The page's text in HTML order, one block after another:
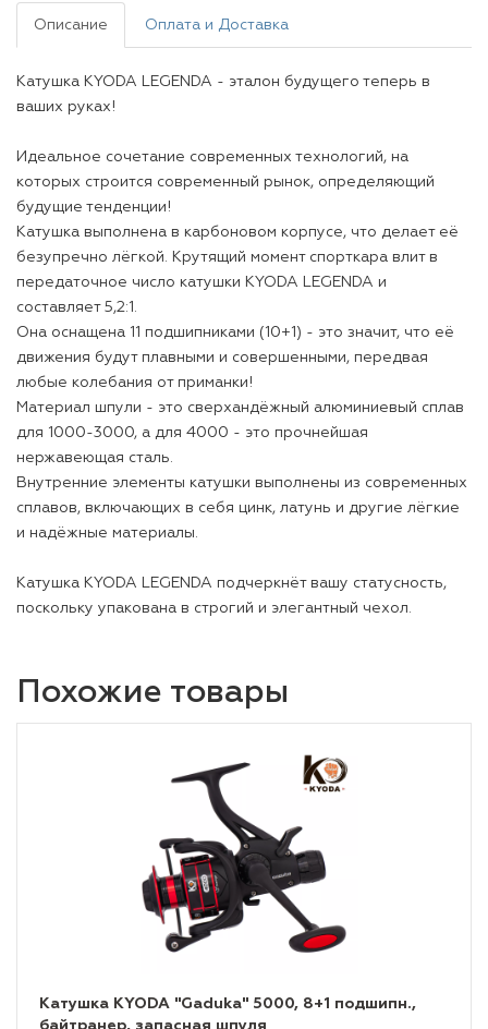
Описание Оплата и Доставка
Катушка KYODA LEGENDA - эталон будущего теперь в
ваших руках!
Идеальное сочетание современных технологий, на
которых строится современный рынок, определяющий
будущие тенденции!
Катушка выполнена в карбоновом корпусе, что делает её
безупречно лёгкой. Крутящий момент спорткара влит в
передаточное число катушки KYODA LEGENDA и
составляет 5,2:1.
Она оснащена 11 подшипниками (10+1) - это значит, что её
движения будут плавными и совершенными, передвая
любые колебания от приманки!
Материал шпули - это сверхандёжный алюминиевый сплав
для 1000-3000, а для 4000 - это прочнейшая
нержавеющая сталь.
Внутренние элементы катушки выполнены из современных
сплавов, включающих в себя цинк, латунь и другие лёгкие
и надёжные материалы.
Катушка KYODA LEGENDA подчеркнёт вашу статусность,
поскольку упакована в строгий и элегантный чехол.
Похожие товары
Катушка KYODA "Gaduka" 5000, 8+1 подшипн.,
байтранер, запасная шпуля